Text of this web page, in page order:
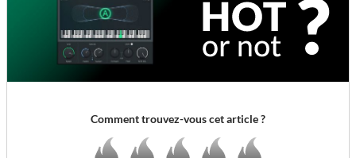
Comment trouvez-vous cet article ?